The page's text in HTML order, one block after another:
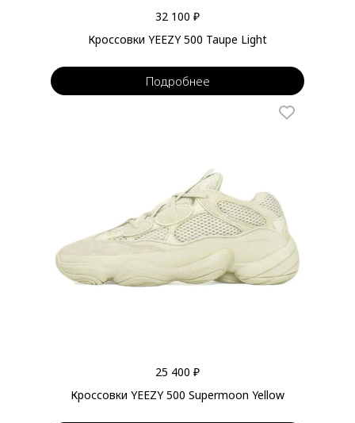
32 100 ₽
Кроссовки YEEZY 500 Taupe Light
Подробнее
25 400 ₽
Кроссовки YEEZY 500 Supermoon Yellow